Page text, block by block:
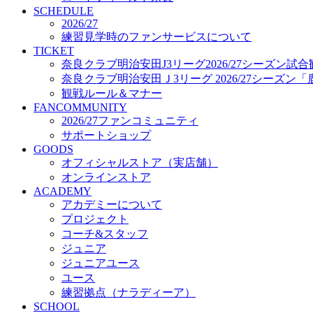
プロジェクト
コーチ&スタッフ
ジュニア
ジュニアユース
ユース
練習拠点（ナラディーア）
SCHOOL
CLUB
2026/27 パートナー企業
パートナー募集
クラブ理念
クラブ情報
サステナビリティ
Web制作支援
応援プロジェクト
SCHEDULE
2026/27
練習見学時のファンサービスについて
TICKET
奈良クラブ明治安田J3リーグ2026/27シーズン試合
奈良クラブ明治安田Ｊ3リーグ 2026/27シーズン「
観戦ルール＆マナー
FANCOMMUNITY
2026/27ファンコミュニティ
サポートショップ
GOODS
オフィシャルストア（実店舗）
オンラインストア
ACADEMY
アカデミーについて
プロジェクト
コーチ&スタッフ
ジュニア
ジュニアユース
ユース
練習拠点（ナラディーア）
SCHOOL